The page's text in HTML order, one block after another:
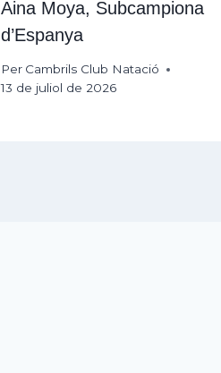
Aina Moya, Subcampiona
d’Espanya
Per Cambrils Club Natació
13 de juliol de 2026